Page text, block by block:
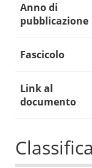
Anno di
pubblicazione
Fascicolo
Link al
documento